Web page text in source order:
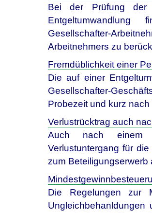
Bei der Prüfung der
Entgeltumwandlung
Gesellschafter-
Arbeitnehmers zu
Fremdüblichkeit einer
Die auf einer
Gesellschafter-
Probezeit und kurz
Verlustrücktrag auch
Auch nach einem
Verlustuntergang für
zum Beteiligungserwerb
Die Regelungen zur
Ungleichbehanldungen